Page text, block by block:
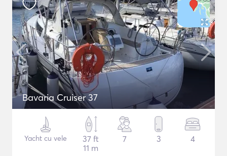
Bavaria Cruiser 37
Yacht cu vele
37 ft
11 m
7 3 4